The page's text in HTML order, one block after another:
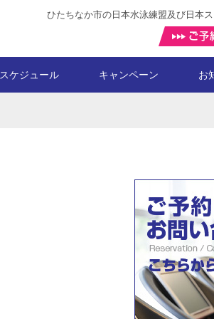
ひたちなか市の日本水泳練盟及び日本
スケジュール キャンペーン お